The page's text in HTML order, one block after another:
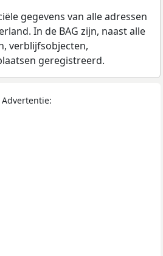
gegevens van alle adressen
In de BAG zijn, naast alle
verblijfsobjecten,
geregistreerd.
Advertentie: